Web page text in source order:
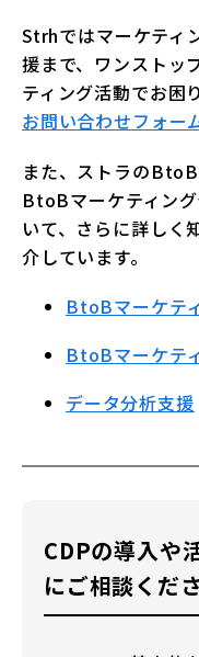
Strhではマーケティ
援まで、ワンストッ
ティング活動でお困
お問い合わせフォー
また、ストラの
BtoBマーケティン
いて、さらに詳しく
介しています。
BtoBマーケテ
BtoBマーケテ
データ分析支援
CDPの導入や
にご相談くだ